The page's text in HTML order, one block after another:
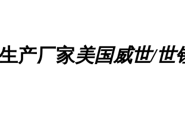
产厂家美国威世/世